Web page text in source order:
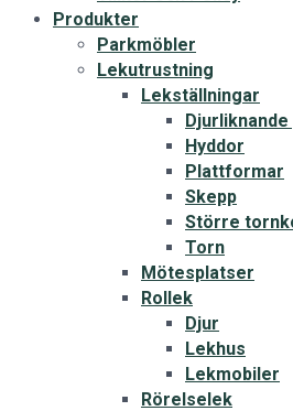
Produkter
Parkmöbler
Lekutrustning
Lekställningar
Hyddor
Plattformar
Skepp
Större
Torn
Mötesplatser
Rollek
Djur
Lekhus
Lekmobiler
Rörelselek